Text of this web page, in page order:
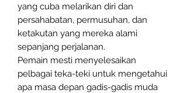
yang cuba melarikan diri dan
persahabatan, permusuhan, dan
ketakutan yang mereka alami
sepanjang perjalanan.
Pemain mesti menyelesaikan
pelbagai teka-teki untuk mengetahui
apa masa depan gadis-gadis muda